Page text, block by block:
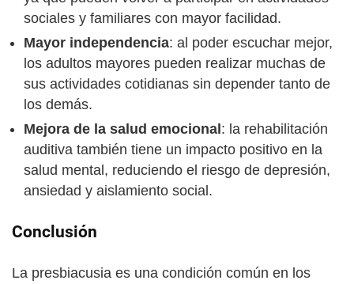
sociales y familiares con mayor facilidad.
Mayor independencia: al poder escuchar mejor,
los adultos mayores pueden realizar muchas de
sus actividades cotidianas sin depender tanto de
los demás.
Mejora de la salud emocional : la rehabilitación
auditiva también tiene un impacto positivo en la
salud mental, reduciendo el riesgo de depresión,
ansiedad y aislamiento social.
Conclusión
La presbiacusia es una condición común en los